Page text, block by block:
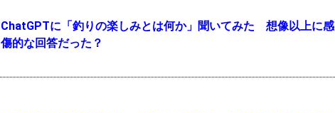
ChatGPTに「釣りの楽しみとは何か」聞いてみた 想像以上に感
傷的な回答だった？